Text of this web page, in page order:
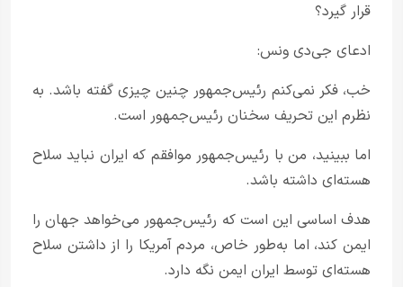
قرار گیرد؟
ادعای جی‌دی ونس:
خب، فکر نمی‌کنم رئیس‌جمهور چنین چیزی گفته باشد. به
نظرم این تحریف سخنان رئیس‌جمهور است.
اما ببینید، من با رئیس‌جمهور موافقم که ایران نباید سلاح
هسته‌ای داشته باشد.
هدف اساسی این است که رئیس‌جمهور می‌خواهد جهان را
ایمن کند، اما به‌طور خاص، مردم آمریکا را از داشتن سلاح
هسته‌ای توسط ایران ایمن نگه دارد.